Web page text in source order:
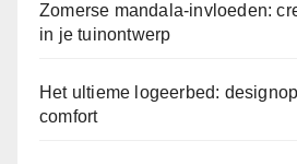
Zomerse mandala-invloeden:
in je tuinontwerp
Het ultieme logeerbed:
comfort